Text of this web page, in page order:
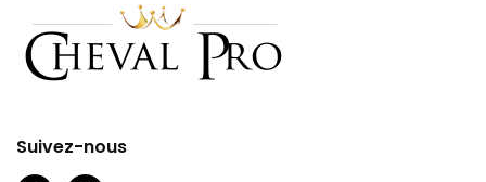
Suivez-nous